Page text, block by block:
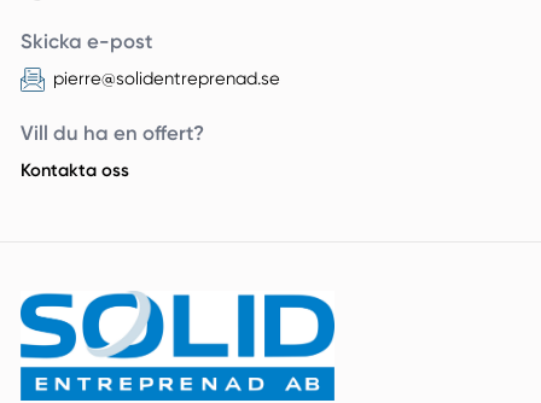
Skicka e-post
pierre@solidentreprenad.se
Vill du ha en offert?
Kontakta oss